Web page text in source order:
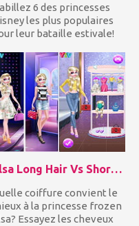
6 des princesses
les plus populaires
leur bataille estivale!
Elsa Long Hair Vs Short Hair Fashion
coiffure convient le
à la princesse frozen
Essayez les cheveux